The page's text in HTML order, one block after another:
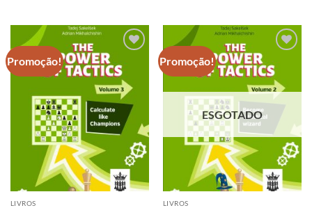
Promoção!
Adicionar
à lista de
desejos
LIVROS
Promoção!
Adicionar
à lista de
desejos
ESGOTADO
LIVROS